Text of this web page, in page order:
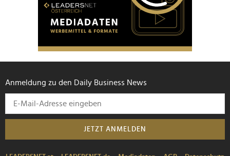
Anmeldung zu den Daily Business News
JETZT ANMELDEN